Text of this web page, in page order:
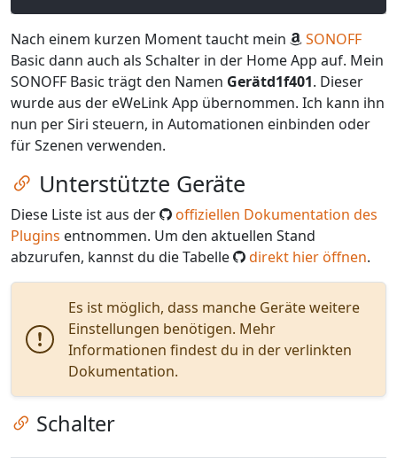
Nach einem kurzen Moment taucht mein
SONOFF
Basic dann auch als Schalter in der Home App auf. Mein
SONOFF Basic trägt den Namen Gerätd1f401. Dieser
wurde aus der eWeLink App übernommen. Ich kann ihn
nun per Siri steuern, in Automationen einbinden oder
für Szenen verwenden.
Zum Kapitel springen
Unterstützte Geräte
Diese Liste ist aus der
offiziellen Dokumentation des
Plugins entnommen. Um den aktuellen Stand
abzurufen, kannst du die Tabelle
direkt hier öffnen.
Es ist möglich, dass manche Geräte weitere
Einstellungen benötigen. Mehr
Informationen findest du in der verlinkten
Dokumentation.
Zum Kapitel springen
Schalter